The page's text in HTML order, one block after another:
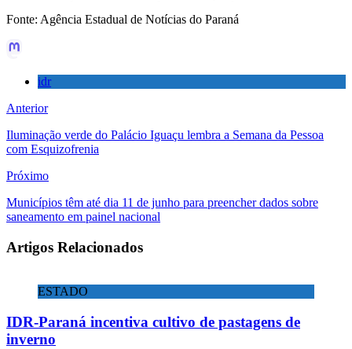
Fonte: Agência Estadual de Notícias do Paraná
idr
Anterior
Iluminação verde do Palácio Iguaçu lembra a Semana da Pessoa
com Esquizofrenia
Próximo
Municípios têm até dia 11 de junho para preencher dados sobre
saneamento em painel nacional
Artigos Relacionados
ESTADO
IDR-Paraná incentiva cultivo de pastagens de
inverno